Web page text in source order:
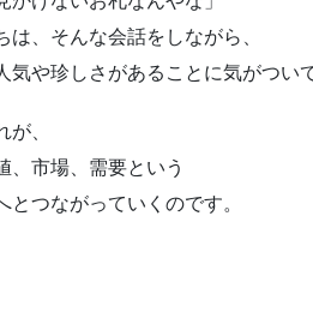
は、そんな会話をしながら、
気や珍しさがあることに気がつい
が、
、市場、需要という
とつながっていくのです。